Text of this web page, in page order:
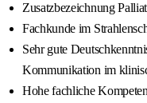
Zusatzbezeichnung
Fachkunde im
Sehr gute
Kommunikation im
Hohe fachliche